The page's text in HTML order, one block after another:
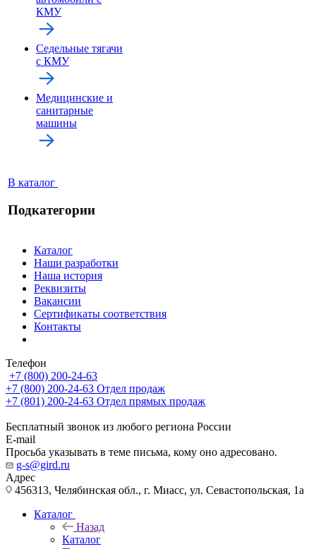
КМУ
Седельные тягачи
с КМУ
Медицинские и
санитарные
машины
В каталог
Подкатегории
Каталог
Наши разработки
Наша история
Реквизиты
Вакансии
Сертификаты соответствия
Контакты
Телефон
+7 (800) 200-24-63
+7 (800) 200-24-63 Отдел продаж
+7 (801) 200-24-63 Отдел прямых продаж
Бесплатный звонок из любого региона России
E-mail
Просьба указывать в теме письма, кому оно адресовано.
g-s@gird.ru
Адрес
456313, Челябинская обл., г. Миасс, ул. Севастопольская, 1а
Каталог
Назад
Каталог